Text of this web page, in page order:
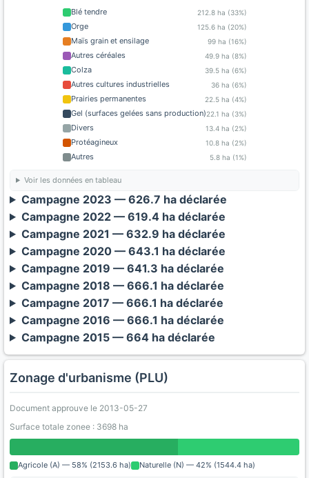
Blé tendre 212.8 ha (33%)
Orge 125.6 ha (20%)
Maïs grain et ensilage 99 ha (16%)
Autres céréales 49.9 ha (8%)
Colza 39.5 ha (6%)
Autres cultures industrielles 36 ha (6%)
Prairies permanentes 22.5 ha (4%)
Gel (surfaces gelées sans production)22.1 ha (3%)
Divers 13.4 ha (2%)
Protéagineux 10.8 ha (2%)
Autres 5.8 ha (1%)
Voir les données en tableau
Campagne 2023 — 626.7 ha déclarée
Campagne 2022 — 619.4 ha déclarée
Campagne 2021 — 632.9 ha déclarée
Campagne 2020 — 643.1 ha déclarée
Campagne 2019 — 641.3 ha déclarée
Campagne 2018 — 666.1 ha déclarée
Campagne 2017 — 666.1 ha déclarée
Campagne 2016 — 666.1 ha déclarée
Campagne 2015 — 664 ha déclarée
Zonage d'urbanisme (PLU)
Document approuve le 2013-05-27
Surface totale zonee : 3698 ha
Agricole (A) — 58% (2153.6 ha) Naturelle (N) — 42% (1544.4 ha)